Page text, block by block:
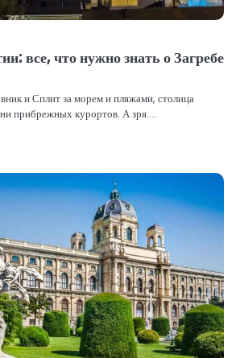
все, что нужно знать о Загребе
и Сплит за морем и пляжами, столица
прибрежных курортов. А зря.…